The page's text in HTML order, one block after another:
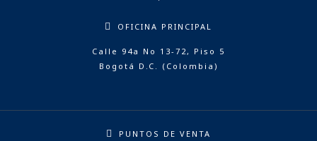
OFICINA PRINCIPAL
Calle 94a No 13-72, Piso 5
Bogotá D.C. (Colombia)
PUNTOS DE VENTA